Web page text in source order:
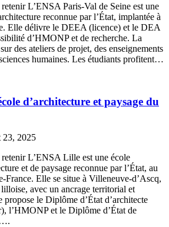
L’ENSA Paris-Val de Seine est une
reconnue par l’État, implantée à
Elle délivre le DEEA (licence) et le DEA
d’HMONP et de recherche. La
des ateliers de projet, des enseignements
humaines. Les étudiants profitent…
d’architecture et paysage du
23, 2025
L’ENSA Lille est une école
et de paysage reconnue par l’État, au
France. Elle se situe à Villeneuve-d’Ascq,
avec un ancrage territorial et
propose le Diplôme d’État d’architecte
l’HMONP et le Diplôme d’État de